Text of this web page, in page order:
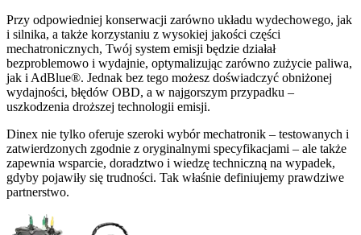
Przy odpowiedniej konserwacji zarówno układu wydechowego, jak
i silnika, a także korzystaniu z wysokiej jakości części
mechatronicznych, Twój system emisji będzie działał
bezproblemowo i wydajnie, optymalizując zarówno zużycie paliwa,
jak i AdBlue®. Jednak bez tego możesz doświadczyć obniżonej
wydajności, błędów OBD, a w najgorszym przypadku –
uszkodzenia droższej technologii emisji.
Dinex nie tylko oferuje szeroki wybór mechatronik – testowanych i
zatwierdzonych zgodnie z oryginalnymi specyfikacjami – ale także
zapewnia wsparcie, doradztwo i wiedzę techniczną na wypadek,
gdyby pojawiły się trudności. Tak właśnie definiujemy prawdziwe
partnerstwo.